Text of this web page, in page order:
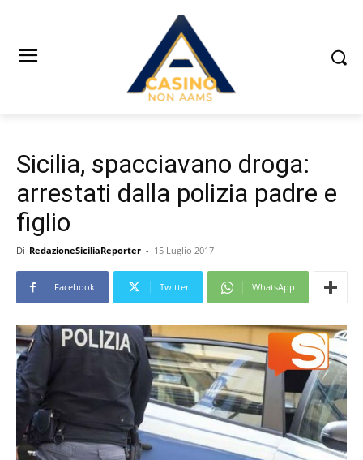
Sicilia, spacciavano droga:
arrestati dalla polizia padre e
figlio
Di RedazioneSiciliaReporter - 15 Luglio 2017
Facebook Twitter WhatsApp